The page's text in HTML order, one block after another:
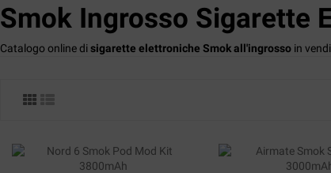
Smok Ingrosso Sigarette
Catalogo online disigarette elettroniche Smok all'ingrosso in